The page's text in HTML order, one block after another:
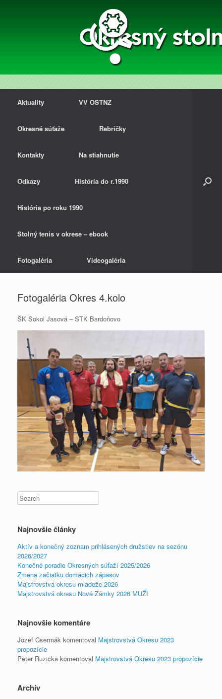
Aktuality VV OSTNZ
Okresné súťaže Rebríčky
Kontakty Na stiahnutie
Odkazy História do r.1990
História po roku 1990
Stolný tenis v okrese – ebook
Fotogaléria Videogaléria
Fotogaléria Okres 4.kolo
ŠK Sokol Jasová – STK Bardoňovo
Najnovšie články
Aktív a konečný zoznam prihlásených družstiev na sezónu
2026/2027
Konečné poradie Okresných súťaží 2025/2026
Zmena začiatku domácich zápasov
Majstrovstvá okresu mládeže 2026
Majstrovstvá okresu Nové Zámky 2026 MUŽI
Najnovšie komentáre
Jozef Csermák komentoval Majstrovstvá Okresu 2023
propozície
Peter Ruzicka komentoval Majstrovstvá Okresu 2023 propozície
Archív